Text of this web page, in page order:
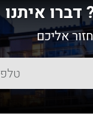
דברו איתנו
אליכם